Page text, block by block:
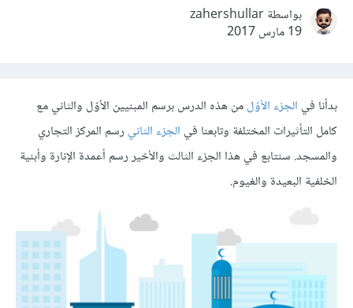
بواسطة zahershullar
19 مارس 2017
بدأنا في الجزء الأوّلمن هذه الدرس برسم المبنيين الأوّل والثاني مع
كامل التأثيرات المختلفة وتابعنا في الجزء الثاني رسم المركز التجاري
والمسجد. سنتابع في هذا الجزء الثالث والأخير رسم أعمدة الإنارة وأبنية
الخلفية البعيدة والغيوم.